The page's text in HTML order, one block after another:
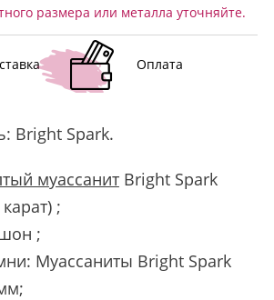
размера или металла уточняйте.
Оплата
Bright Spark.
муассанитBright Spark
;
;
Муассаниты Bright Spark